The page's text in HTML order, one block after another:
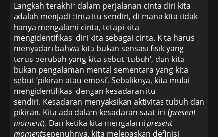
Langkah terakhir dalam perjalanan cinta diri kita
adalah menjadi cinta itu sendiri, di mana kita tidak
hanya mengalami cinta, tetapi kita
mengidentifikasi diri kita sebagai cinta. Kita harus
menyadari bahwa kita bukan sensasi fisik yang
terus berubah yang kita sebut ‘tubuh’, dan kita
bukan pengalaman mental sementara yang kita
sebut ‘pikiran atau emosi’. Sebaliknya, kita mulai
mengidentifikasi dengan kesadaran itu
sendiri. Kesadaran menyaksikan aktivitas tubuh dan
pikiran. Kita ada dalam kesadaran saat ini (present
moment). Dan ketika kita mengalami present
momentsepenuhnya, kita melepaskan definisi